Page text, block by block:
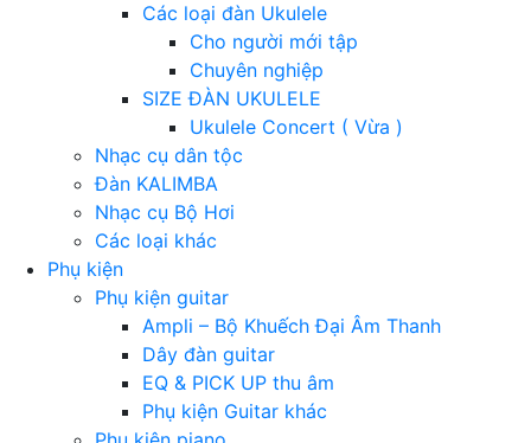
Các loại đàn Ukulele
Cho người mới tập
Chuyên nghiệp
SIZE ĐÀN UKULELE
Ukulele Concert ( Vừa )
Nhạc cụ dân tộc
Đàn KALIMBA
Nhạc cụ Bộ Hơi
Các loại khác
Phụ kiện
Phụ kiện guitar
Ampli – Bộ Khuếch Đại Âm Thanh
Dây đàn guitar
EQ & PICK UP thu âm
Phụ kiện Guitar khác